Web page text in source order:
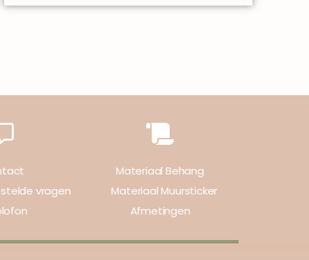
vragen
Materiaal Behang
Materiaal Muursticker
Afmetingen